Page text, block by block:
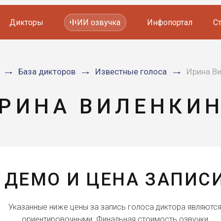
Мультфильмов
Дикторы ИИ озвучка Инфопортал
База дикторов Известные голоса Ирина
ДЕМО И ЦЕНА
Указанные ниже цены за запись голоса диктора являются